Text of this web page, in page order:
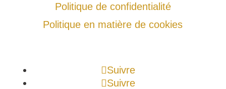
Politique de confidentialité
Politique en matière de cookies
Suivre
Suivre